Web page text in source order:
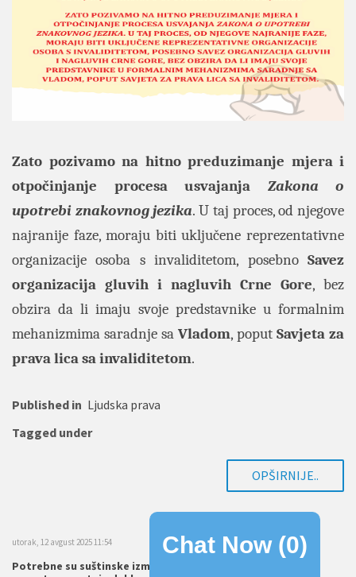
Zato pozivamo na hitno preduzimanje mjera i
otpočinjanje procesa usvajanja Zakona o
upotrebi znakovnog jezika. U taj proces, od njegove
najranije faze, moraju biti uključene reprezentativne
organizacije osoba s invaliditetom, posebno Savez
organizacija gluvih i nagluvih Crne Gore, bez
obzira da li imaju svoje predstavnike u formalnim
mehanizmima saradnje sa Vladom, poput Savjeta za
prava lica sa invaliditetom.
Published in Ljudska prava
Tagged under
OPŠIRNIJE..
utorak, 12 avgust 2025 11:54
Potrebne su suštinske izmjene Zakona o mladima jer u
Chat Now (0)